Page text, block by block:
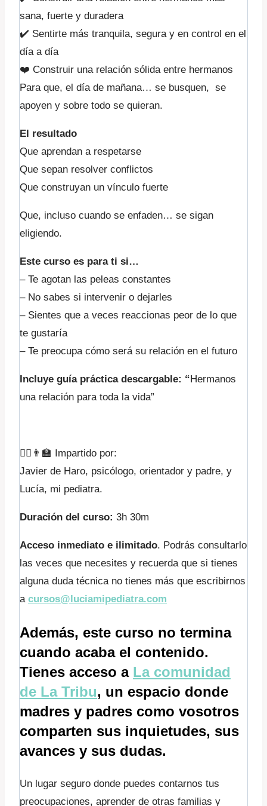
sana, fuerte y duradera
✔️ Sentirte más tranquila, segura y en control en el
día a día
❤️ Construir una relación sólida entre hermanos
Para que, el día de mañana… se busquen, se
apoyen y sobre todo se quieran.
El resultado
Que aprendan a respetarse
Que sepan resolver conflictos
Que construyan un vínculo fuerte
Que, incluso cuando se enfaden… se sigan
eligiendo.
Este curso es para ti si…
– Te agotan las peleas constantes
– No sabes si intervenir o dejarles
– Sientes que a veces reaccionas peor de lo que
te gustaría
– Te preocupa cómo será su relación en el futuro
Incluye guía práctica descargable: “Hermanos
una relación para toda la vida”
👩‍⚕️👨‍🏫 Impartido por:
Javier de Haro, psicólogo, orientador y padre, y
Lucía, mi pediatra.
Duración del curso: 3h 30m
Acceso inmediato e ilimitado. Podrás consultarlo
las veces que necesites y recuerda que si tienes
alguna duda técnica no tienes más que escribirnos
a cursos@luciamipediatra.com
Además, este curso no termina
cuando acaba el contenido.
Tienes acceso a La comunidad
de La Tribu, un espacio donde
madres y padres como vosotros
comparten sus inquietudes, sus
avances y sus dudas.
Un lugar seguro donde puedes contarnos tus
preocupaciones, aprender de otras familias y